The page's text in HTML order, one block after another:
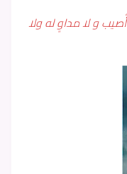
و لا مداوٍ له ولا